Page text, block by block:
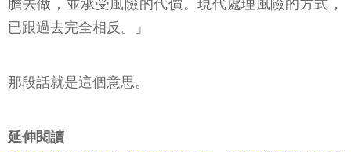
膽去做，並承受風險的代價。現代處理風險的方式，
已跟過去完全相反。」
那段話就是這個意思。
延伸閱讀